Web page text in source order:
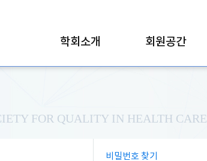
학회소개 회원공간
FOR QUALITY IN HEALTH CARE
비밀번호 찾기